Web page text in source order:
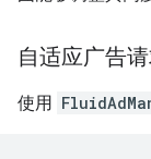
自适应广告
使用